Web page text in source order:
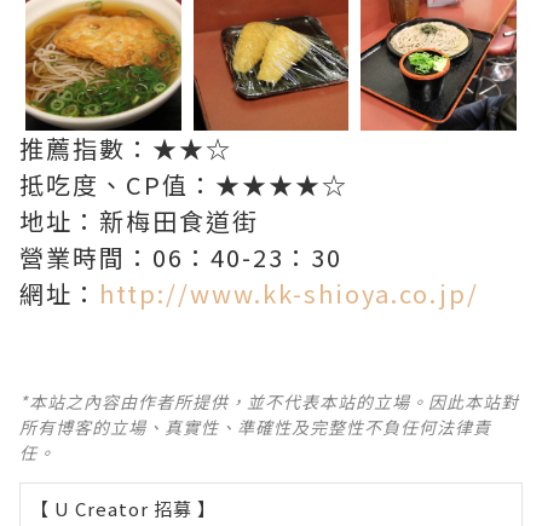
推薦指數：★★☆
抵吃度、CP值：★★★★☆
地址：新梅田食道街
營業時間：06：40-23：30
網址： http://www.kk-shioya.co.jp/
*本站之內容由作者所提供，並不代表本站的立場。因此本站對
所有博客的立場、真實性、準確性及完整性不負任何法律責
任。
【 U Creator 招募 】